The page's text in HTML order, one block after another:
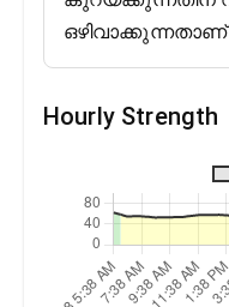
Hourly Strength